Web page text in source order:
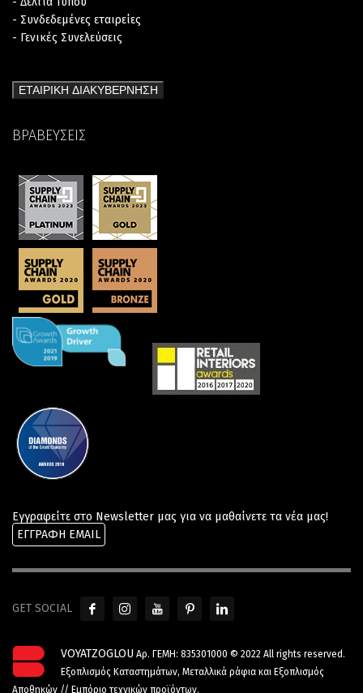
- Συνδεδεμένες εταιρείες
- Γενικές Συνελεύσεις
ΕΤΑΙΡΙΚΗ ΔΙΑΚΥΒΕΡΝΗΣΗ
ΒΡΑΒΕΥΣΕΙΣ
Εγγραφείτε στο Newsletter μας για να μαθαίνετε τα νέα μας!
ΕΓΓΡΑΦΗ EMAIL
GET SOCIAL
VOYATZOGLOU Αρ. ΓΕΜΗ: 835301000 © 2022 All rights reserved.
Εξοπλισμός Καταστημάτων, Μεταλλικά ράφια και Εξοπλισμός
Αποθηκών // Εμπόριο τεχνικών προϊόντων.